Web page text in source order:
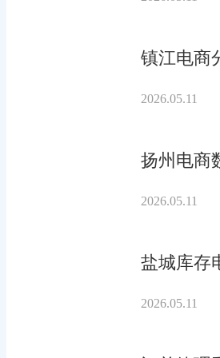
镇江电商
2026.05.11
扬州电商
2026.05.11
盐城库存
2026.05.11